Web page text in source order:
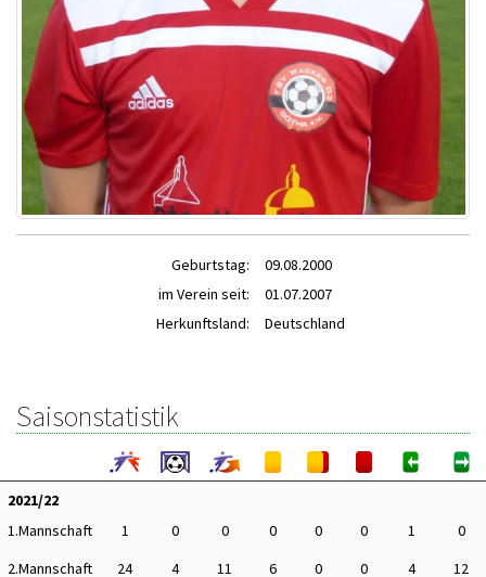
Geburtstag:
09.08.2000
im Verein seit:
01.07.2007
Herkunftsland:
Deutschland
Saisonstatistik
2021/22
1.Mannschaft
1 0 0 0 0 0 1
0
2.Mannschaft
24 4 11 6 0 0 4
12